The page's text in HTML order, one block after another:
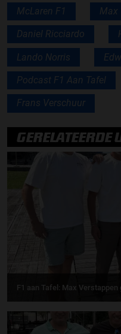
McLaren F1 Max
Daniel Ricciardo
Lando Norris
Podcast F1 Aan Tafel
Frans Verschuur
GERELATEERDE
F1 aan Tafel: Max Verstappen